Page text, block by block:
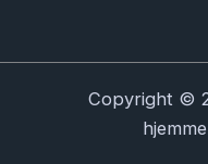
Copyright ©